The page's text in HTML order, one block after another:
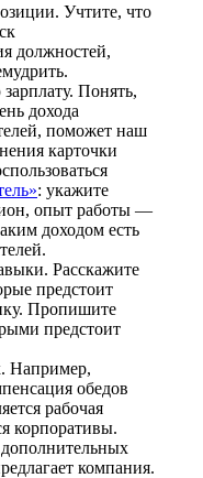
Учтите, что
должностей,
Понять,
дохода
поможет наш
карточки
: укажите
опыт работы —
доходом есть
Расскажите
предстоит
Пропишите
предстоит
Например,
обедов
рабочая
корпоративы.
компания.